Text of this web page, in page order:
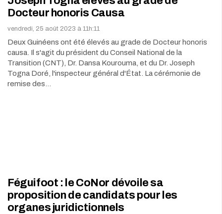
Docteur honoris Causa
vendredi, 25 août 2023 à 11h:11
Deux Guinéens ont été élevés au grade de Docteur honoris
causa. Il s'agit du président du Conseil National de la
Transition (CNT), Dr. Dansa Kourouma, et du Dr. Joseph
Togna Doré, l'inspecteur général d'État. La cérémonie de
remise des…
Féguifoot : le CoNor dévoile sa
proposition de candidats pour les
organes juridictionnels